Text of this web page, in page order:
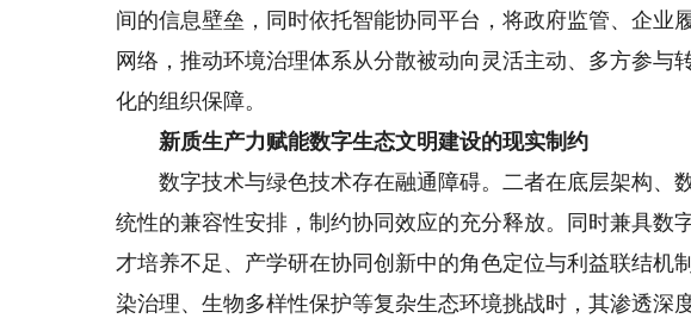
间的信息壁垒，同时依托智能协同平台，将政府监管、企业
网络，推动环境治理体系从分散被动向灵活主动、多方参与
化的组织保障。
新质生产力赋能数字生态文明建设的现实制约
数字技术与绿色技术存在融通障碍。二者在底层架构、
统性的兼容性安排，制约协同效应的充分释放。同时兼具数
才培养不足、产学研在协同创新中的角色定位与利益联结机
染治理、生物多样性保护等复杂生态环境挑战时，其渗透深